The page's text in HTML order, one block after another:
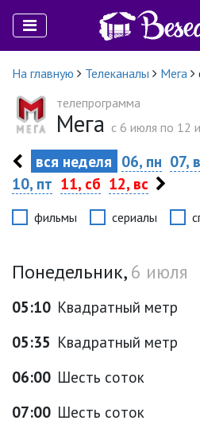
На главную Телеканалы Мега
телепрограмма
Мега c 6 июля по 12
вся неделя 06, пн 07,
10, пт 11, сб 12, вс
фильмы сериалы
Понедельник,6 июля
05:10 Квадратный метр
05:35 Квадратный метр
06:00 Шесть соток
07:00 Шесть соток